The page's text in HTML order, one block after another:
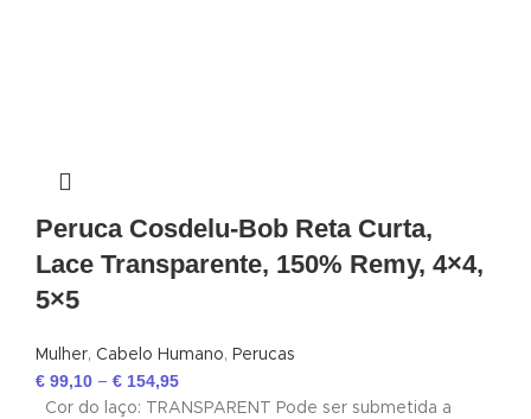
Peruca Cosdelu-Bob Reta Curta,
Lace Transparente, 150% Remy, 4×4,
5×5
Mulher, Cabelo Humano, Perucas
€ 99,10 – € 154,95
Cor do laço: TRANSPARENT Pode ser submetida a